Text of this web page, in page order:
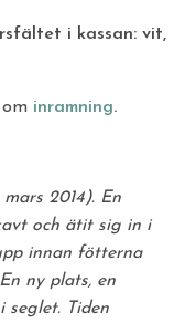
i kassan: vit,
inramning.
2014). En
och ätit sig in i
innan fötterna
ny plats, en
seglet. Tiden